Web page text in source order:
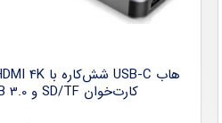
کارت‌خوان SD/TF و USB 3.0